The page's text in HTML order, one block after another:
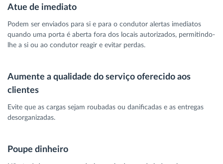
Atue de imediato
Podem ser enviados para si e para o condutor alertas imediatos
quando uma porta é aberta fora dos locais autorizados, permitindo-
lhe a si ou ao condutor reagir e evitar perdas.
Aumente a qualidade do serviço oferecido aos
clientes
Evite que as cargas sejam roubadas ou danificadas e as entregas
desorganizadas.
Poupe dinheiro